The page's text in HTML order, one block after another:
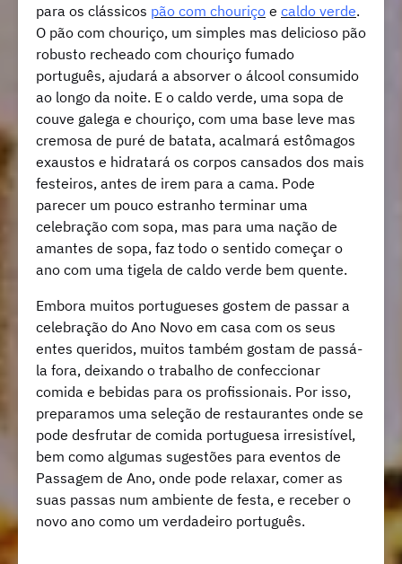
para os clássicos pão com chouriço e caldo verde.
O pão com chouriço, um simples mas delicioso pão
robusto recheado com chouriço fumado
português, ajudará a absorver o álcool consumido
ao longo da noite. E o caldo verde, uma sopa de
couve galega e chouriço, com uma base leve mas
cremosa de puré de batata, acalmará estômagos
exaustos e hidratará os corpos cansados dos mais
festeiros, antes de irem para a cama. Pode
parecer um pouco estranho terminar uma
celebração com sopa, mas para uma nação de
amantes de sopa, faz todo o sentido começar o
ano com uma tigela de caldo verde bem quente.
Embora muitos portugueses gostem de passar a
celebração do Ano Novo em casa com os seus
entes queridos, muitos também gostam de passá-
la fora, deixando o trabalho de confeccionar
comida e bebidas para os profissionais. Por isso,
preparamos uma seleção de restaurantes onde se
pode desfrutar de comida portuguesa irresistível,
bem como algumas sugestões para eventos de
Passagem de Ano, onde pode relaxar, comer as
suas passas num ambiente de festa, e receber o
novo ano como um verdadeiro português.